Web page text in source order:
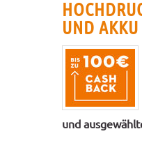
UND AKKU
und